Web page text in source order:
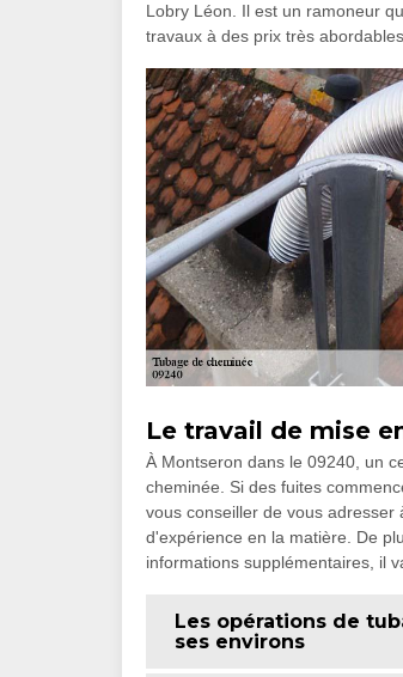
Lobry Léon. Il est un ramoneur
travaux à des prix très
Le travail de mise
À Montseron dans le 09240, un
cheminée. Si des fuites
vous conseiller de vous
d'expérience en la matière. De
informations supplémentaires, il
Les opérations de
ses environs